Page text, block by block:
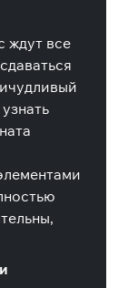
ждут все